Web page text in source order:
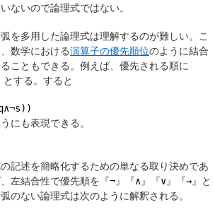
ないので論理式ではない。
を多用した論理式は理解するのが難しい。こ
数学における演算子の優先順位のように結合
こともできる。例えば、優先される順に
とする。すると
にも表現できる。
記述を簡略化するための単なる取り決めであ
左結合性で優先順を『¬』『∧ 』『∨』『→』と
のない論理式は次のように解釈される。